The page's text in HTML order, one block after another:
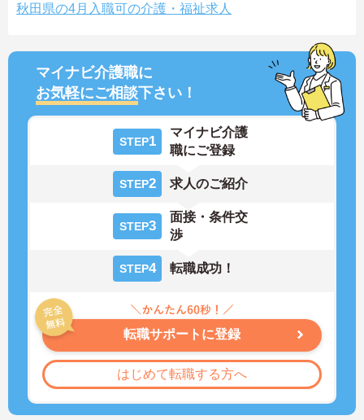
秋田県の4月入職可の介護・福祉求人
マイナビ介護職に
お気軽にご相談下さい！
STEP1
マイナビ介護
職にご登録
STEP2 求人のご紹介
STEP3
面接・条件交
渉
STEP4 転職成功！
転職サポートに登録
はじめて転職する方へ